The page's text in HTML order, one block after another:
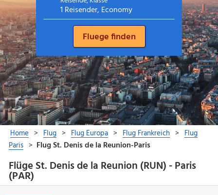
Flüge St. Denis de la Reunion (RUN) - Paris
(PAR)